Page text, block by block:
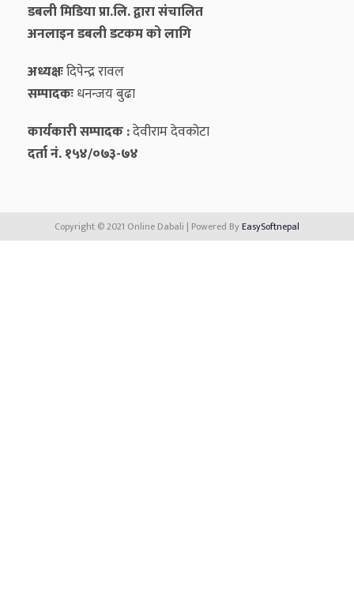
डबली मिडिया प्रा.लि. द्वारा संचालित
अनलाइन डबली डटकम को लागि
अध्यक्षःदिपेन्द्र रावल
सम्पादकःधनन्‍जय बुढा
कार्यकारी सम्पादक :देवीराम देवकोटा
दर्ता नं. १५४/०७३-७४
Copyright © 2021 Online Dabali | Powered ByEasySoftnepal